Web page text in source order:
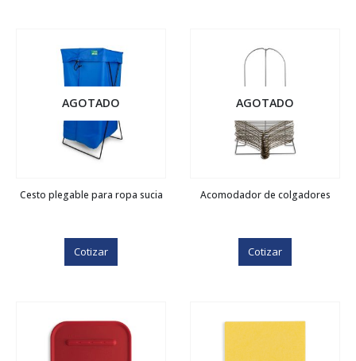
AGOTADO
Cesto plegable para ropa sucia
Cotizar
AGOTADO
Acomodador de colgadores
Cotizar